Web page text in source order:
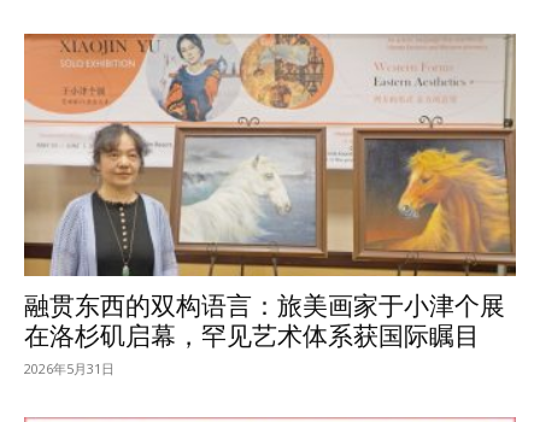
融贯东西的双构语言：旅美画家于小津个展
在洛杉矶启幕，罕见艺术体系获国际瞩目
2026年5月31日